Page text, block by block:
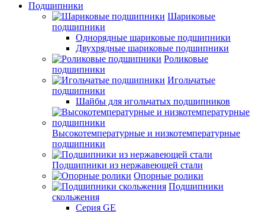
Подшипники
Шариковые
подшипники
Однорядные шариковые подшипники
Двухрядные шариковые подшипники
Роликовые
подшипники
Игольчатые
подшипники
Шайбы для игольчатых подшипников
Высокотемпературные и низкотемпературные
подшипники
Подшипники из нержавеющей стали
Опорные ролики
Подшипники
скольжения
Серия GE